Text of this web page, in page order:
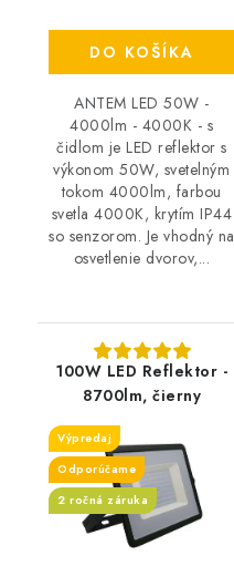
DO KOŠÍKA
ANTEM LED 50W -
4000lm - 4000K - s
čidlom je LED reflektor s
výkonom 50W, svetelným
tokom 4000lm, farbou
svetla 4000K, krytím IP44
so senzorom. Je vhodný na
osvetlenie dvorov,...
100W LED Reflektor -
8700lm, čierny
Výpredaj
Odporúčame
2 ročná záruka